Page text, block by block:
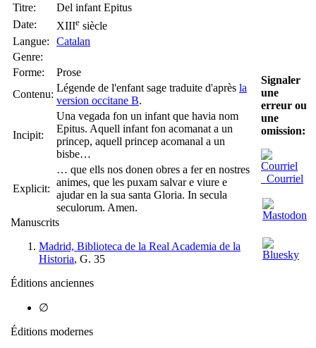
Titre:
Del infant Epitus
Date:
XIIIe siècle
Langue:
Catalan
Genre:
Forme:
Prose
Contenu:
Légende de l'enfant sage traduite d'après la
version occitane B.
Incipit:
Una vegada fon un infant que havia nom
Epitus. Aquell infant fon acomanat a un
princep, aquell princep acomanal a un
bisbe…
Explicit:
… que ells nos donen obres a fer en nostres
animes, que les puxam salvar e viure e
ajudar en la sua santa Gloria. In secula
seculorum. Amen.
Manuscrits
Madrid, Biblioteca de la Real Academia de la
Historia, G. 35
Éditions anciennes
∅
Éditions modernes
Signaler
une
erreur ou
une
omission:
Courriel